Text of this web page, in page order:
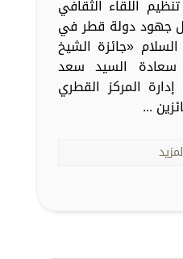
تنظيم اللقاء الثقافي
جهود دولة قطر في
«جائزة الشيخ
سعادة السيد سعد
المركز القطري
...